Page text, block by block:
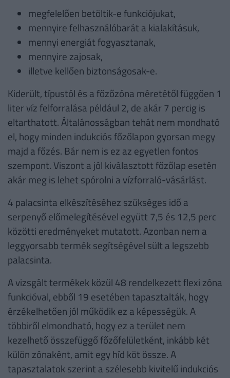
megfelelően betöltik-e funkciójukat,
mennyire felhasználóbarát a kialakításuk,
mennyi energiát fogyasztanak,
mennyire zajosak,
illetve kellően biztonságosak-e.
Kiderült, típustól és a főzőzóna méretétől függően 1
liter víz felforralása például 2, de akár 7 percig is
eltarthatott. Általánosságban tehát nem mondható
el, hogy minden indukciós főzőlapon gyorsan megy
majd a főzés. Bár nem is ez az egyetlen fontos
szempont. Viszont a jól kiválasztott főzőlap esetén
akár meg is lehet spórolni a vízforraló-vásárlást.
4 palacsinta elkészítéséhez szükséges idő a
serpenyő előmelegítésével együtt 7,5 és 12,5 perc
közötti eredményeket mutatott. Azonban nem a
leggyorsabb termék segítségével sült a legszebb
palacsinta.
A vizsgált termékek közül 48 rendelkezett flexi zóna
funkcióval, ebből 19 esetében tapasztalták, hogy
érzékelhetően jól működik ez a képességük. A
többiről elmondható, hogy ez a terület nem
kezelhető összefüggő főzőfelületként, inkább két
külön zónaként, amit egy híd köt össze. A
tapasztalatok szerint a szélesebb kivitelű indukciós